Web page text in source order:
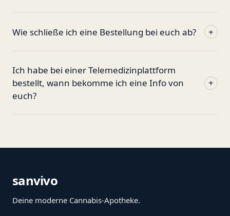
Wie schließe ich eine Bestellung bei euch ab? +
Ich habe bei einer Telemedizinplattform
bestellt, wann bekomme ich eine Info von
euch?
+
sanvivo
Deine moderne Cannabis-Apotheke.